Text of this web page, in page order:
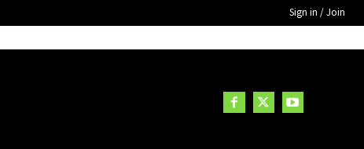
Sign in / Join